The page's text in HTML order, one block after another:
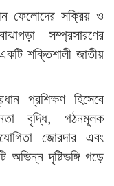
ফেলোদের সক্রিয় ও
সম্প্রসারণের
শক্তিশালী জাতীয়
প্রশিক্ষণ হিসেবে
বৃদ্ধি, গঠনমূলক
জোরদার এবং
দৃষ্টিভঙ্গি গড়ে